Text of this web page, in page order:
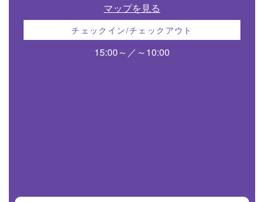
マップを見る
チェックイン/チェックアウト
15:00～／～10:00